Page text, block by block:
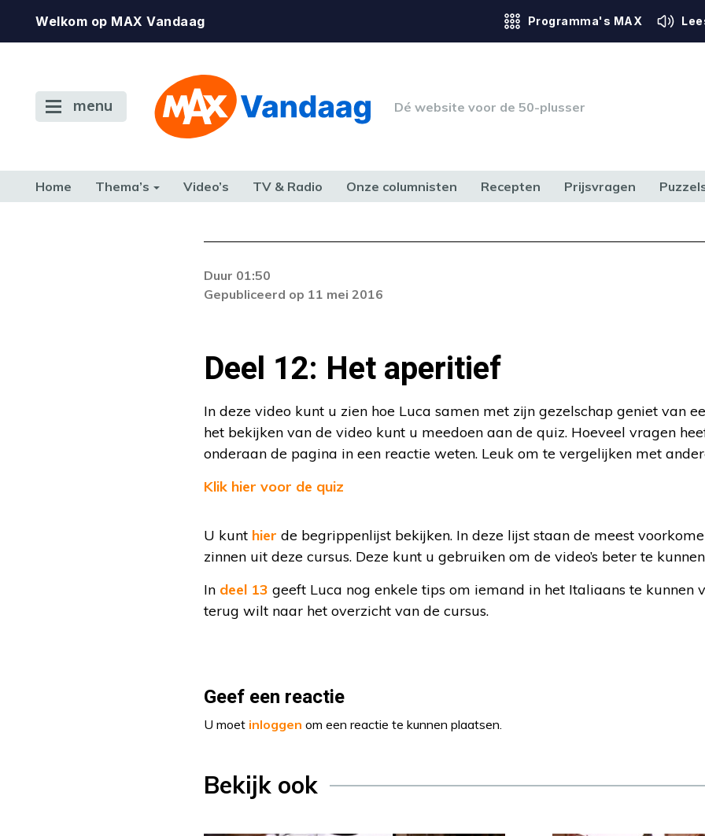
Welkom op MAX Vandaag Programma's MAX
menu Dé website voor de 50-plusser
Home Thema’s Video’s TV & Radio Onze columnisten Recepten Prijsvragen
Duur 01:50
Gepubliceerd op 11 mei 2016
Deel 12: Het aperitief
In deze video kunt u zien hoe Luca samen met zijn gezelschap geniet van
het bekijken van de video kunt u meedoen aan de quiz. Hoeveel vragen
onderaan de pagina in een reactie weten. Leuk om te vergelijken met
Klik hier voor de quiz
U kunt hier de begrippenlijst bekijken. In deze lijst staan de meest
zinnen uit deze cursus. Deze kunt u gebruiken om de video’s beter te
In deel 13 geeft Luca nog enkele tips om iemand in het Italiaans te kunnen
terug wilt naar het overzicht van de cursus.
Geef een reactie
U moet inloggen om een reactie te kunnen plaatsen.
Bekijk ook